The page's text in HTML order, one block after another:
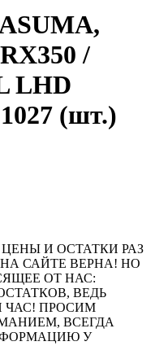
/
LHD
(шт.)
И ОСТАТКИ РАЗ
САЙТЕ ВЕРНА! НО
ОТ НАС:
ВЕДЬ
ПРОСИМ
ВСЕГДА
У